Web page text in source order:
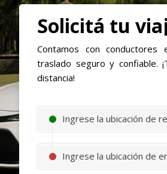
Solicitá tu
Contamos con
traslado seguro y confiable.
distancia!
Ingrese la ubicación de
Ingrese la ubicación de